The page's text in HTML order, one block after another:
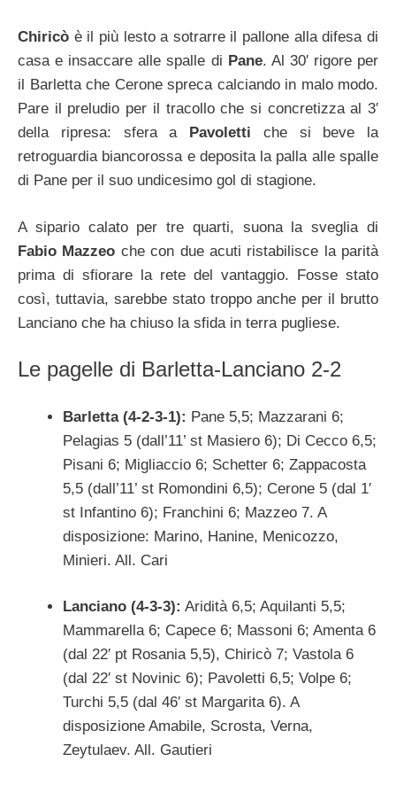
Chiricò è il più lesto a sotrarre il pallone alla difesa di
casa e insaccare alle spalle di Pane. Al 30′ rigore per
il Barletta che Cerone spreca calciando in malo modo.
Pare il preludio per il tracollo che si concretizza al 3′
della ripresa: sfera a
Pavoletti che si beve la
retroguardia biancorossa e deposita la palla alle spalle
di Pane per il suo undicesimo gol di stagione.
A sipario calato per tre quarti, suona la sveglia di
Fabio Mazzeo che con due acuti ristabilisce la parità
prima di sfiorare la rete del vantaggio. Fosse stato
così, tuttavia, sarebbe stato troppo anche per il brutto
Lanciano che ha chiuso la sfida in terra pugliese.
Le pagelle di Barletta-Lanciano 2-2
Barletta (4-2-3-1): Pane 5,5; Mazzarani 6;
Pelagias 5 (dall’11’ st Masiero 6); Di Cecco 6,5;
Pisani 6; Migliaccio 6; Schetter 6; Zappacosta
5,5 (dall’11’ st Romondini 6,5); Cerone 5 (dal 1′
st Infantino 6); Franchini 6; Mazzeo 7. A
disposizione: Marino, Hanine, Menicozzo,
Minieri. All. Cari
Lanciano (4-3-3): Aridità 6,5; Aquilanti 5,5;
Mammarella 6; Capece 6; Massoni 6; Amenta 6
(dal 22′ pt Rosania 5,5), Chiricò 7; Vastola 6
(dal 22′ st Novinic 6); Pavoletti 6,5; Volpe 6;
Turchi 5,5 (dal 46′ st Margarita 6). A
disposizione Amabile, Scrosta, Verna,
Zeytulaev. All. Gautieri